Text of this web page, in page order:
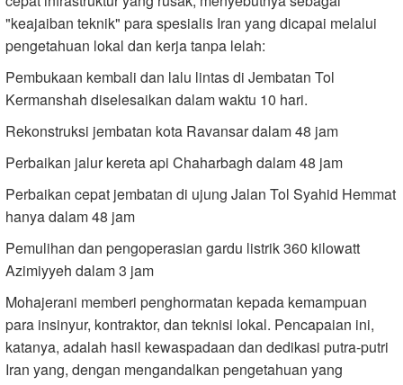
"keajaiban teknik" para spesialis Iran yang dicapai melalui
pengetahuan lokal dan kerja tanpa lelah:
Pembukaan kembali dan lalu lintas di Jembatan Tol
Kermanshah diselesaikan dalam waktu 10 hari.
Rekonstruksi jembatan kota Ravansar dalam 48 jam
Perbaikan jalur kereta api Chaharbagh dalam 48 jam
Perbaikan cepat jembatan di ujung Jalan Tol Syahid Hemmat
hanya dalam 48 jam
Pemulihan dan pengoperasian gardu listrik 360 kilowatt
Azimiyyeh dalam 3 jam
Mohajerani memberi penghormatan kepada kemampuan
para insinyur, kontraktor, dan teknisi lokal. Pencapaian ini,
katanya, adalah hasil kewaspadaan dan dedikasi putra-putri
Iran yang, dengan mengandalkan pengetahuan yang